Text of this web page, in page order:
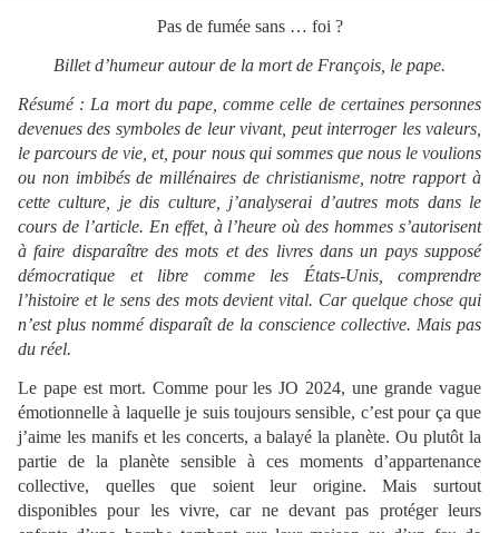
Pas de fumée sans … foi ?
Billet d’humeur autour de la mort de François, le pape.
Résumé : La mort du pape, comme celle de certaines personnes
devenues des symboles de leur vivant, peut interroger les valeurs,
le parcours de vie, et, pour nous qui sommes que nous le voulions
ou non imbibés de millénaires de christianisme, notre rapport à
cette culture, je dis culture, j’analyserai d’autres mots dans le
cours de l’article. En effet, à l’heure où des hommes s’autorisent
à faire disparaître des mots et des livres dans un pays supposé
démocratique et libre comme les États-Unis, comprendre
l’histoire et le sens des mots devient vital. Car quelque chose qui
n’est plus nommé disparaît de la conscience collective. Mais pas
du réel.
Le pape est mort. Comme pour les JO 2024, une grande vague
émotionnelle à laquelle je suis toujours sensible, c’est pour ça que
j’aime les manifs et les concerts, a balayé la planète. Ou plutôt la
partie de la planète sensible à ces moments d’appartenance
collective, quelles que soient leur origine. Mais surtout
disponibles pour les vivre, car ne devant pas protéger leurs